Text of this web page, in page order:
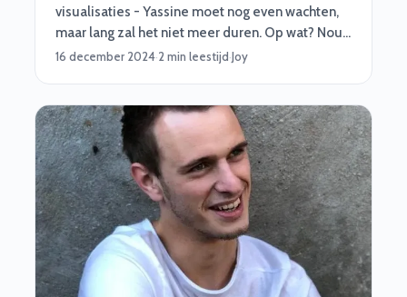
visualisaties - Yassine moet nog even wachten,
maar lang zal het niet meer duren. Op wat? Nou,
dé baan van zijn leven! Waar en waarvoor mogen
En daar hebben wij hem aan geholpen door slim
te matchen!
16 december 2024·2 min leestijd·Joy